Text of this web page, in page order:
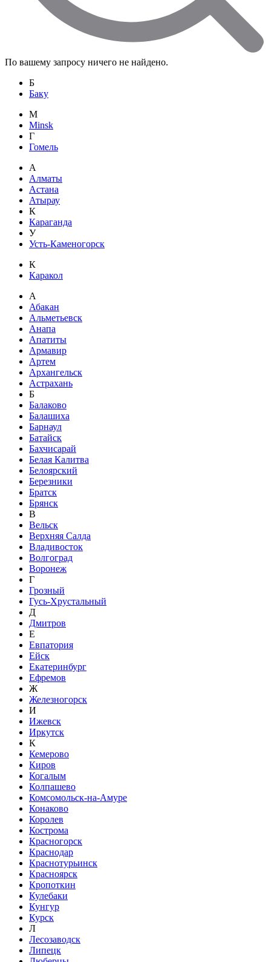
По вашему запросу ничего не найдено.
Б
Баку
M
Minsk
Г
Гомель
А
Алматы
Астана
Атырау
К
Караганда
У
Усть-Каменогорск
К
Каракол
А
Абакан
Альметьевск
Анапа
Апатиты
Армавир
Артем
Архангельск
Астрахань
Б
Балаково
Балашиха
Барнаул
Батайск
Бахчисарай
Белая Калитва
Белоярский
Березники
Братск
Брянск
В
Вельск
Верхняя Салда
Владивосток
Волгоград
Воронеж
Г
Грозный
Гусь-Хрустальный
Д
Дмитров
Е
Евпатория
Ейск
Екатеринбург
Ефремов
Ж
Железногорск
И
Ижевск
Иркутск
К
Кемерово
Киров
Когалым
Колпашево
Комсомольск-на-Амуре
Конаково
Королев
Кострома
Красногорск
Краснодар
Краснотурьинск
Красноярск
Кропоткин
Кулебаки
Кунгур
Курск
Л
Лесозаводск
Липецк